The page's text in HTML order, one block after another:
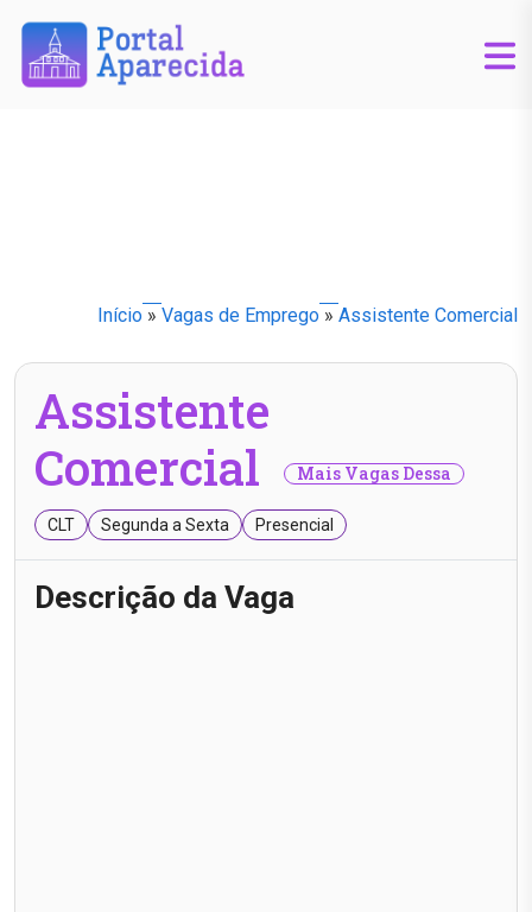
Início » Vagas de Emprego » Assistente Comercial
Assistente
Comercial
Mais Vagas Dessa
CLT Segunda a Sexta Presencial
Descrição da Vaga